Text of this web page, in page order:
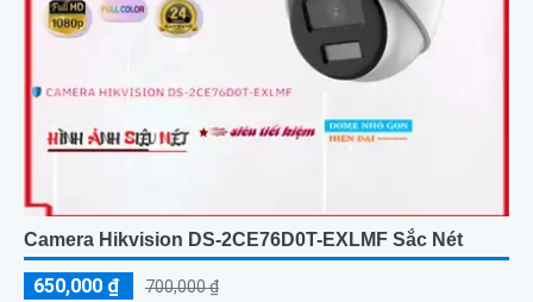
Camera Hikvision DS-2CE76D0T-EXLMF Sắc Nét
650,000 ₫ 700,000 ₫